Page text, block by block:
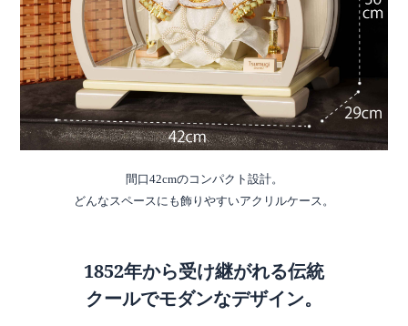
間口42cmのコンパクト設計。
どんなスペースにも飾りやすいアクリルケース。
1852年から受け継がれる伝統
クールでモダンなデザイン。